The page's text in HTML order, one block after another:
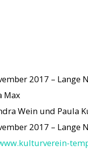
2017 – Lange
Max
Wein und Paula
2017 – Lange